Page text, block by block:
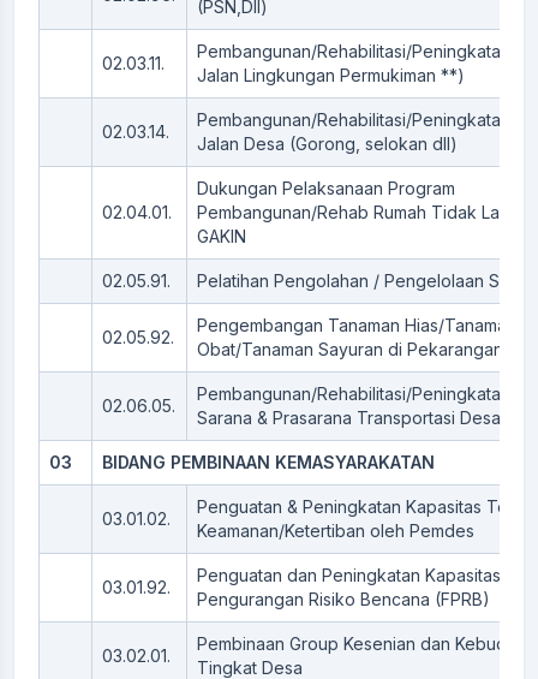
(PSN,Dll)
02.03.11.
Pembangunan/Rehabilitasi/Peningkatan/
Jalan Lingkungan Permukiman **)
02.03.14.
Pembangunan/Rehabilitasi/Peningkatan
Jalan Desa (Gorong, selokan dll)
02.04.01.
Dukungan Pelaksanaan Program
Pembangunan/Rehab Rumah Tidak Layak
GAKIN
02.05.91. Pelatihan Pengolahan / Pengelolaan
02.05.92.
Pengembangan Tanaman Hias/Tanaman
Obat/Tanaman Sayuran di Pekarangan
02.06.05.
Pembangunan/Rehabilitasi/Peningkatan/
Sarana & Prasarana Transportasi Desa
03 BIDANG PEMBINAAN KEMASYARAKATAN
03.01.02.
Penguatan & Peningkatan Kapasitas
Keamanan/Ketertiban oleh Pemdes
03.01.92.
Penguatan dan Peningkatan Kapasitas
Pengurangan Risiko Bencana (FPRB)
03.02.01.
Pembinaan Group Kesenian dan
Tingkat Desa